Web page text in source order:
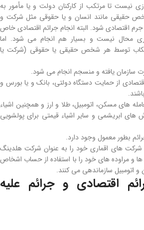
نیست تا مرتکب از کارکنان دولت و یا مأمور به
حقیقی مانند انسان و یا حقوقی مثل شرکت و
اقتصادی شود. البته انجام جرائم اقتصادی خاص
محال نیست و بسیار هم انجام می‌ شود. اما
توسط هر شخص حقیقی یا حقوقی (شرکت یا
سازمان یافته و منسجم انجام می‌ شود.
از حمایت دستگاه دولتی، بانک و یا بورس و
های مسکن، اتومبیل، طلا و ارز و همچنین اشیاء
ابریشمی و سایر اشیاء قیمتی برای پولشویی
های اقماری خود را به عنوان شرکت هلدینگ
و مراوده­ های خود را با استفاده از حساب اشخاص
اتومبیل سازماندهی می‌ کنند.
اقتصادی و جرائم علیه